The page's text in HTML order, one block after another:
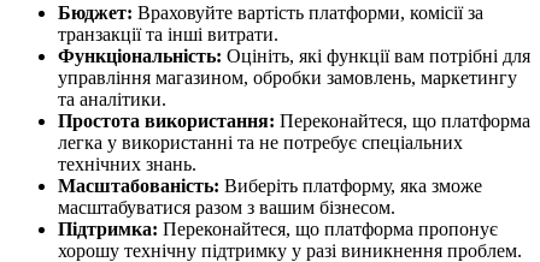
Бюджет: Враховуйте вартість платформи, комісії за
транзакції та інші витрати.
Функціональність: Оцініть, які функції вам потрібні для
управління магазином, обробки замовлень, маркетингу
та аналітики.
Простота використання: Переконайтеся, що платформа
легка у використанні та не потребує спеціальних
технічних знань.
Масштабованість: Виберіть платформу, яка зможе
масштабуватися разом з вашим бізнесом.
Підтримка: Переконайтеся, що платформа пропонує
хорошу технічну підтримку у разі виникнення проблем.